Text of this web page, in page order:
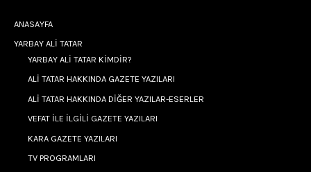
ANASAYFA
YARBAY ALİ TATAR
YARBAY ALİ TATAR KİMDİR?
ALİ TATAR HAKKINDA GAZETE YAZILARI
ALİ TATAR HAKKINDA DİĞER YAZILAR-ESERLER
VEFAT İLE İLGİLİ GAZETE YAZILARI
KARA GAZETE YAZILARI
TV PROGRAMLARI